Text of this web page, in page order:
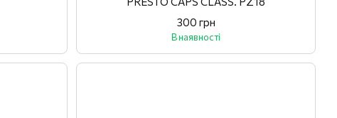
300 грн
В наявності